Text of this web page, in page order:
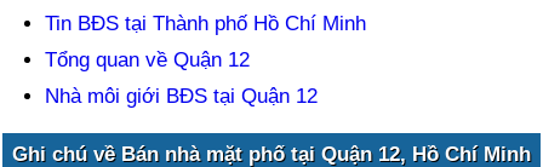
Tin BĐS tại Thành phố Hồ Chí Minh
Tổng quan về Quận 12
Nhà môi giới BĐS tại Quận 12
Ghi chú về Bán nhà mặt phố tại Quận 12, Hồ Chí Minh